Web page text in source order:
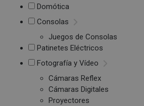
Domótica
Consolas
Juegos de Consolas
Patinetes Eléctricos
Fotografía y Vídeo
Cámaras Reflex
Cámaras Digitales
Proyectores